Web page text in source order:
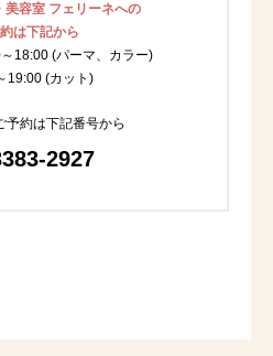
美容室 フェリーネへの
は下記から
18:00 (パーマ、カラー)
19:00 (カット)
予約は下記番号から
2927